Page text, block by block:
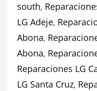
south,
LG Adeje,
Abona,
Abona,
Reparaciones LG
LG Santa Cruz,